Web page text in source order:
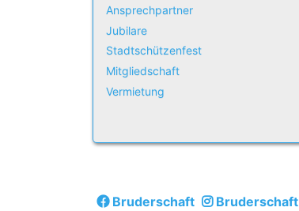
Ansprechpartner
Jubilare
Stadtschützenfest
Mitgliedschaft
Vermietung
Bruderschaft Bruderschaft